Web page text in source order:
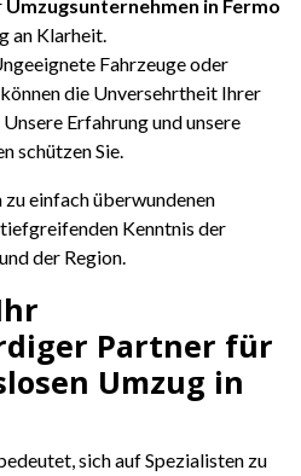
Umzugsunternehmen in Fermo
an Klarheit.
Fahrzeuge oder
die Unversehrtheit Ihrer
Erfahrung und unsere
schützen Sie.
einfach überwundenen
Kenntnis der
und der Region.
Partner für
Umzug in
sich auf Spezialisten zu